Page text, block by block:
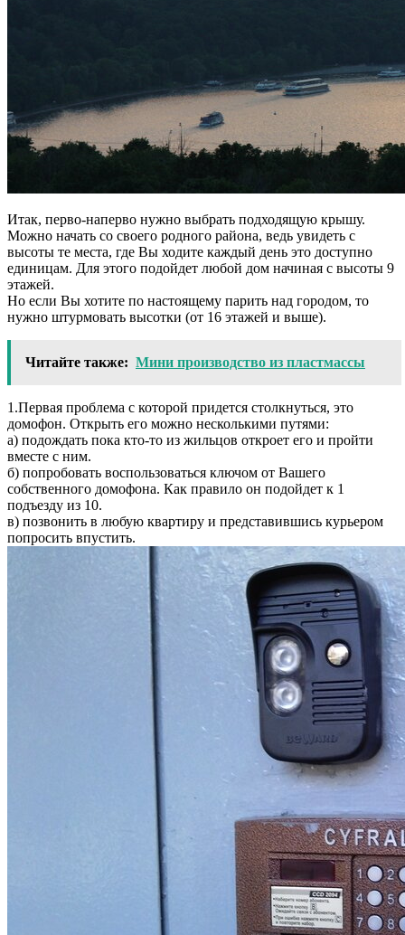
Итак, перво-наперво нужно выбрать подходящую крышу.
Можно начать со своего родного района, ведь увидеть с
высоты те места, где Вы ходите каждый день это доступно
единицам. Для этого подойдет любой дом начиная с высоты 9
этажей.
Но если Вы хотите по настоящему парить над городом, то
нужно штурмовать высотки (от 16 этажей и выше).
Читайте также: Мини производство из пластмассы
1.Первая проблема с которой придется столкнуться, это
домофон. Открыть его можно несколькими путями:
а) подождать пока кто-то из жильцов откроет его и пройти
вместе с ним.
б) попробовать воспользоваться ключом от Вашего
собственного домофона. Как правило он подойдет к 1
подъезду из 10.
в) позвонить в любую квартиру и представившись курьером
попросить впустить.